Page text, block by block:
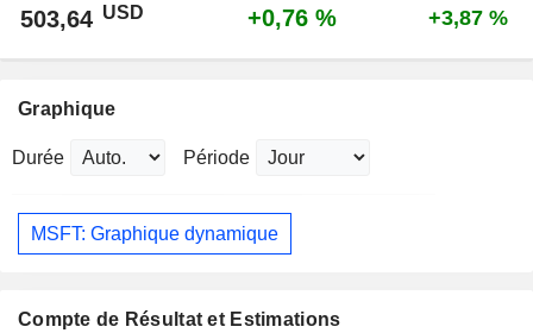
503,64 USD +0,76 % +3,87 %
Graphique
Durée Période
MSFT: Graphique dynamique
Compte de Résultat et Estimations